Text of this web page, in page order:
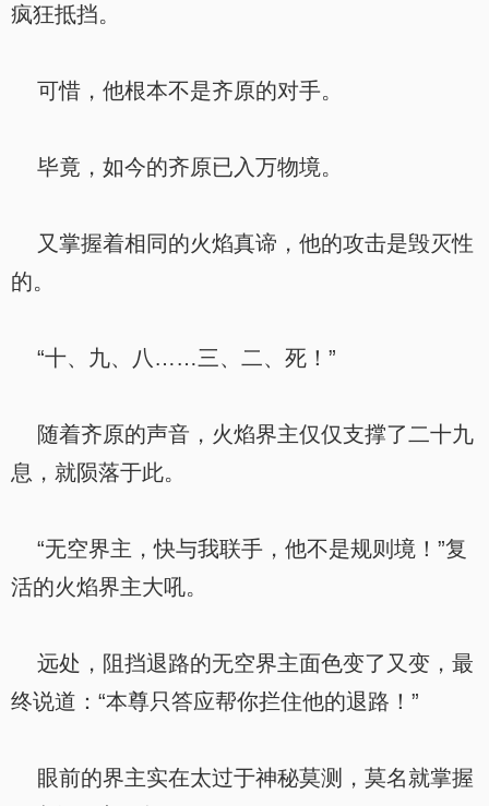
疯狂抵挡。
可惜，他根本不是齐原的对手。
毕竟，如今的齐原已入万物境。
又掌握着相同的火焰真谛，他的攻击是毁灭性
的。
“十、九、八……三、二、死！”
随着齐原的声音，火焰界主仅仅支撑了二十九
息，就陨落于此。
“无空界主，快与我联手，他不是规则境！”复
活的火焰界主大吼。
远处，阻挡退路的无空界主面色变了又变，最
终说道：“本尊只答应帮你拦住他的退路！”
眼前的界主实在太过于神秘莫测，莫名就掌握